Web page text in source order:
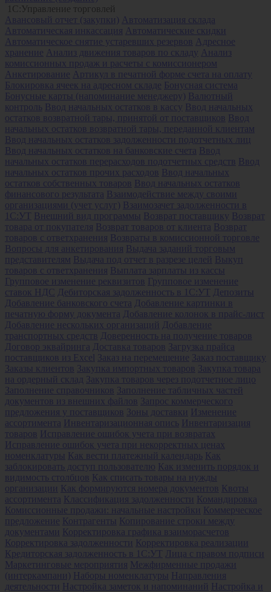
1С:Управление торговлей
Авансовый отчет (закупки) Автоматизация склада
Автоматическая инкассация Автоматические скидки
Автоматическое снятие устаревших резервов Адресное
хранение Анализ движения товаров по складу
Анализ
комиссионных продаж и расчеты с комиссионером
Анкетирование Артикул в печатной форме счета на оплату
Блокировка ячеек на адресном складе Бонусная система
Бонусные карты (напоминание менеджеру) Валютный
контроль
Ввод начальных остатков в кассу Ввод начальных
остатков возвратной тары, принятой от поставщиков Ввод
начальных остатков возвратной тары, переданной клиентам
Ввод начальных остатков задолженности подотчетных лиц
Ввод начальных остатков на банковские счета Ввод
начальных остатков перерасходов подотчетных средств Ввод
начальных остатков прочих расходов Ввод начальных
остатков собственных товаров Ввод начальных остатков
финансового результата Взаимодействие между своими
организациями (учет услуг) Взаимозачет задолженности в
1С:УТ Внешний вид программы Возврат поставщику Возврат
товара от покупателя Возврат товаров от клиента Возврат
товаров с ответхранения Возвраты в комиссионной торговле
Вопросы для анкетирования Выдача заданий торговым
представителям Выдача под отчет в разрезе целей Выкуп
товаров с ответхранения Выплата зарплаты из кассы
Групповое изменение реквизитов Групповое изменение
ставок НДС
Дебиторская задолженность в 1С:УТ
Депозиты
Добавление банковского счета
Добавление картинки в
печатную форму документа
Добавление колонок в прайс-лист
Добавление нескольких организаций
Добавление
транспортных средств
Доверенность на получение товаров
Договор эквайринга
Доставка товаров Загрузка прайса
поставщиков из Excel
Заказ на перемещение Заказ поставщику
Заказы клиентов Закупка импортных товаров Закупка товара
на ордерный склад
Закупка товаров через подотчетное лицо
Заполнение справочников Заполнение табличных частей
документов из внешних файлов Запрос коммерческого
предложения у поставщиков Зоны доставки Изменение
ассортимента Инвентаризационная опись
Инвентаризация
товаров Исправление ошибок учета при возвратах
Исправление ошибок учета при некорректных ценах
номенклатуры Как вести платежный календарь
Как
заблокировать доступ пользователю Как изменить порядок и
видимость столбцов Как списать товары на нужды
организации Как формируются номера документов Квоты
ассортимента Классификация задолженности Командировка
Комиссионные продажи: начальные настройки Коммерческое
предложение Контрагенты Копирование строки между
документами Корректировка графика взаиморасчетов
Корректировка задолженности Корректировка реализации
Кредиторская задолженность в 1С:УТ
Лица с правом подписи
Маркетинговые мероприятия Межфирменные продажи
(интеркампани) Наборы номенклатуры Направления
деятельности Настройка заметок и напоминаний Настройка и